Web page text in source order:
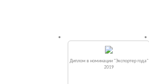
Диплом в номинации "Экспортер года"
2019